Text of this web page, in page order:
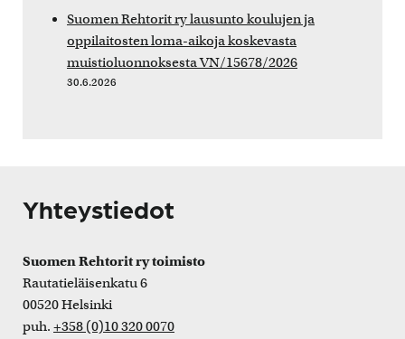
Suomen Rehtorit ry lausunto koulujen ja
oppilaitosten loma-aikoja koskevasta
muistioluonnoksesta VN/15678/2026
30.6.2026
Yhteystiedot
Suomen Rehtorit ry toimisto
Rautatieläisenkatu 6
00520 Helsinki
puh. +358 (0)10 320 0070